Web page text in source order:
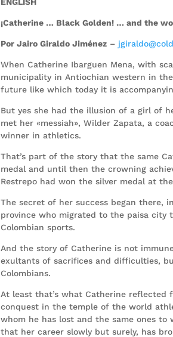
¡Catherine … Black Golden! … and the
Por Jairo Giraldo Jiménez –
When Catherine Ibarguen Mena, with
municipality in Antiochian western in
future like which today it is
But yes she had the illusion of a girl of
met her «messiah», Wilder Zapata, a
winner in athletics.
That’s part of the story that the same
medal and until then the crowning
Restrepo had won the silver medal at
The secret of her success began there,
province who migrated to the paisa city
Colombian sports.
And the story of Catherine is not
exultants of sacrifices and difficulties,
Colombians.
At least that’s what Catherine reflected
conquest in the temple of the world
whom he has lost and the same ones
that her career slowly but surely, has